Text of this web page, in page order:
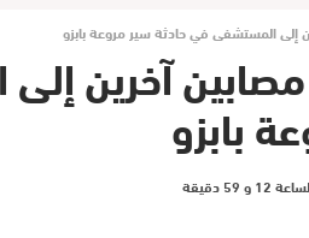
إلى المستشفى في حادثة سير مروعة بابزو
آخرين
بابزو